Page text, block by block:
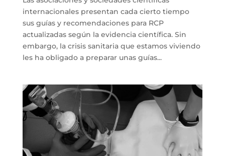
internacionales presentan cada cierto tiempo
sus guías y recomendaciones para RCP
actualizadas según la evidencia científica. Sin
embargo, la crisis sanitaria que estamos viviendo
les ha obligado a preparar unas guías...